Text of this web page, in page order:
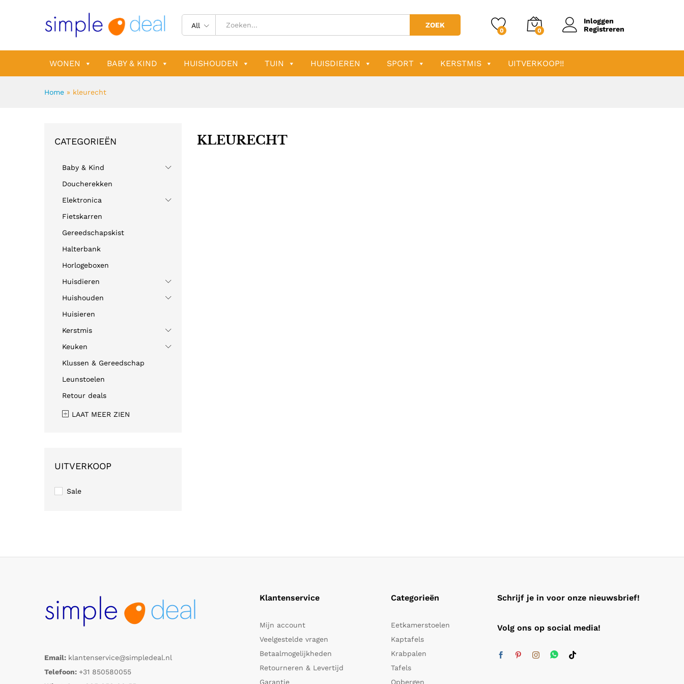
All ZOEK
0 0
Inloggen
Registreren
WONEN BABY & KIND HUISHOUDEN TUIN HUISDIEREN SPORT KERSTMIS UITVERKOOP!!
Home » kleurecht
KLEURECHT
CATEGORIEËN
Baby & Kind
Doucherekken
Elektronica
Fietskarren
Gereedschapskist
Halterbank
Horlogeboxen
Huisdieren
Huishouden
Huisieren
Kerstmis
Keuken
Klussen & Gereedschap
Leunstoelen
Retour deals
LAAT MEER ZIEN
UITVERKOOP
Sale
Email: klantenservice@simpledeal.nl
Telefoon: +31 850580055
Klantenservice
Mijn account
Veelgestelde vragen
Betaalmogelijkheden
Retourneren & Levertijd
Garantie
Categorieën
Eetkamerstoelen
Kaptafels
Krabpalen
Tafels
Opbergen
Schrijf je in voor onze nieuwsbrief!
Volg ons op social media!